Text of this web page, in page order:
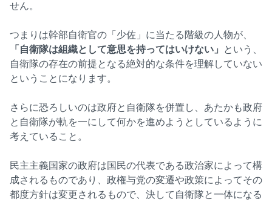
せん。
つまりは幹部自衛官の「少佐」に当たる階級の人物が、
「自衛隊は組織として意思を持ってはいけない」 という、
自衛隊の存在の前提となる絶対的な条件を理解していない
ということになります。
さらに恐ろしいのは政府と自衛隊を併置し、あたかも政府
と自衛隊が軌を一にして何かを進めようとしているように
考えていること。
民主主義国家の政府は国民の代表である政治家によって構
成されるものであり、政権与党の変遷や政策によってその
都度方針は変更されるもので、決して自衛隊と一体になる